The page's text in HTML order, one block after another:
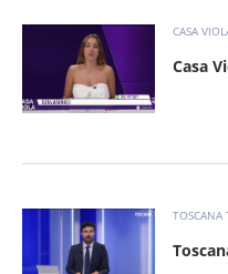
CASA
Casa
TOSCANA